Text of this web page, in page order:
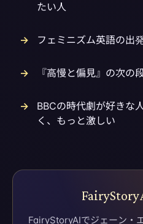
たい人
フェミニズム英語の出
『高慢と偏見』の次の
BBCの時代劇が好きな
く、もっと激しい
FairyStoryAIでジェーン・